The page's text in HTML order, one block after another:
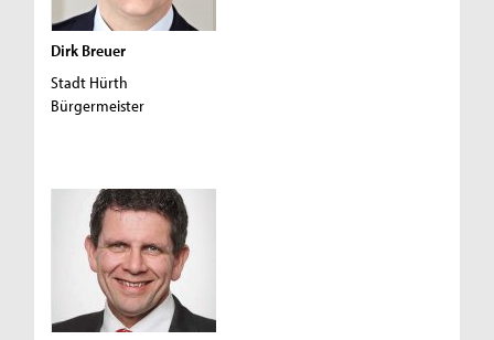
Dirk Breuer
Stadt Hürth
Bürgermeister